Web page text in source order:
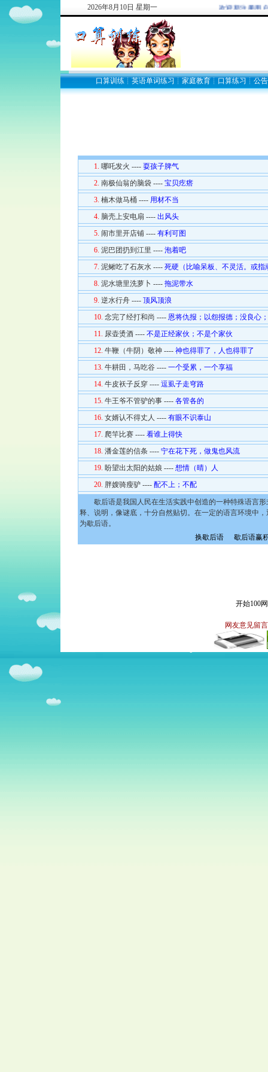
2026年8月 10日 星期一 欢迎新注册用户:
口算训练 ┊ 英语单词练习 ┊ 家庭教育 ┊ 口算练习 ┊ 公
1. 哪吒发火 ---- 耍孩子脾气
2. 南极仙翁的脑袋 ---- 宝贝疙瘩
3. 楠木做马桶 ---- 用材不当
4. 脑壳上安电扇 ---- 出风头
5. 闹市里开店铺 ---- 有利可图
6. 泥巴团扔到江里 ---- 泡着吧
7. 泥鳅吃了石灰水 ---- 死硬（比喻呆板、不灵活。或指
8. 泥水塘里洗萝卜 ---- 拖泥带水
9. 逆水行舟 ---- 顶风顶浪
10. 念完了经打和尚 ---- 恩将仇报；以怨报德；没良心
11. 尿壶烫酒 ---- 不是正经家伙；不是个家伙
12. 牛鞭（牛阴）敬神 ---- 神也得罪了，人也得罪了
13. 牛耕田，马吃谷 ---- 一个受累，一个享福
14. 牛皮袄子反穿 ---- 逗虱子走穹路
15. 牛王爷不管驴的事 ---- 各管各的
16. 女婿认不得丈人 ---- 有眼不识泰山
17. 爬竿比赛 ---- 看谁上得快
18. 潘金莲的信条 ---- 宁在花下死，做鬼也风流
19. 盼望出太阳的姑娘 ---- 想情（晴）人
20. 胖嫂骑瘦驴 ---- 配不上；不配
歇后语是我国人民在生活实践中创造的一种特殊语言形
释、说明，像谜底，十分自然贴切。在一定的语言环境中
为歇后语。
换歇后语
歇后语赢
开始100
网友意见留